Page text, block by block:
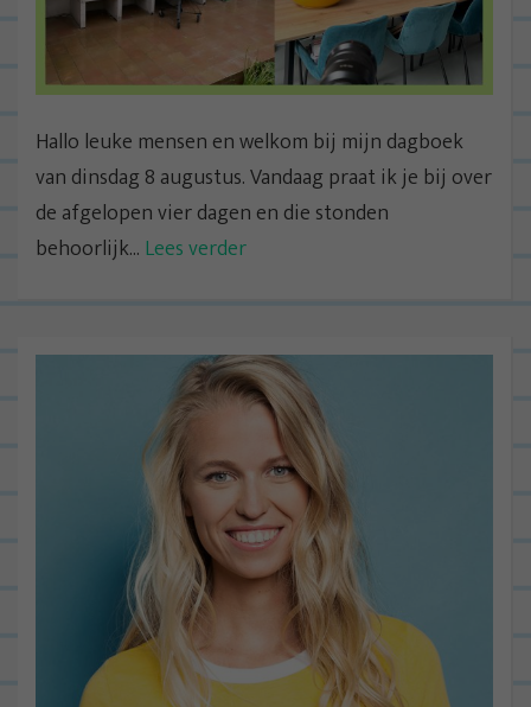
Hallo leuke mensen en welkom bij mijn dagboek
van dinsdag 8 augustus. Vandaag praat ik je bij over
de afgelopen vier dagen en die stonden
behoorlijk... Lees verder